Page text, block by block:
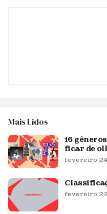
Mais Lidos
16
ficar de
fevereiro
fevereiro